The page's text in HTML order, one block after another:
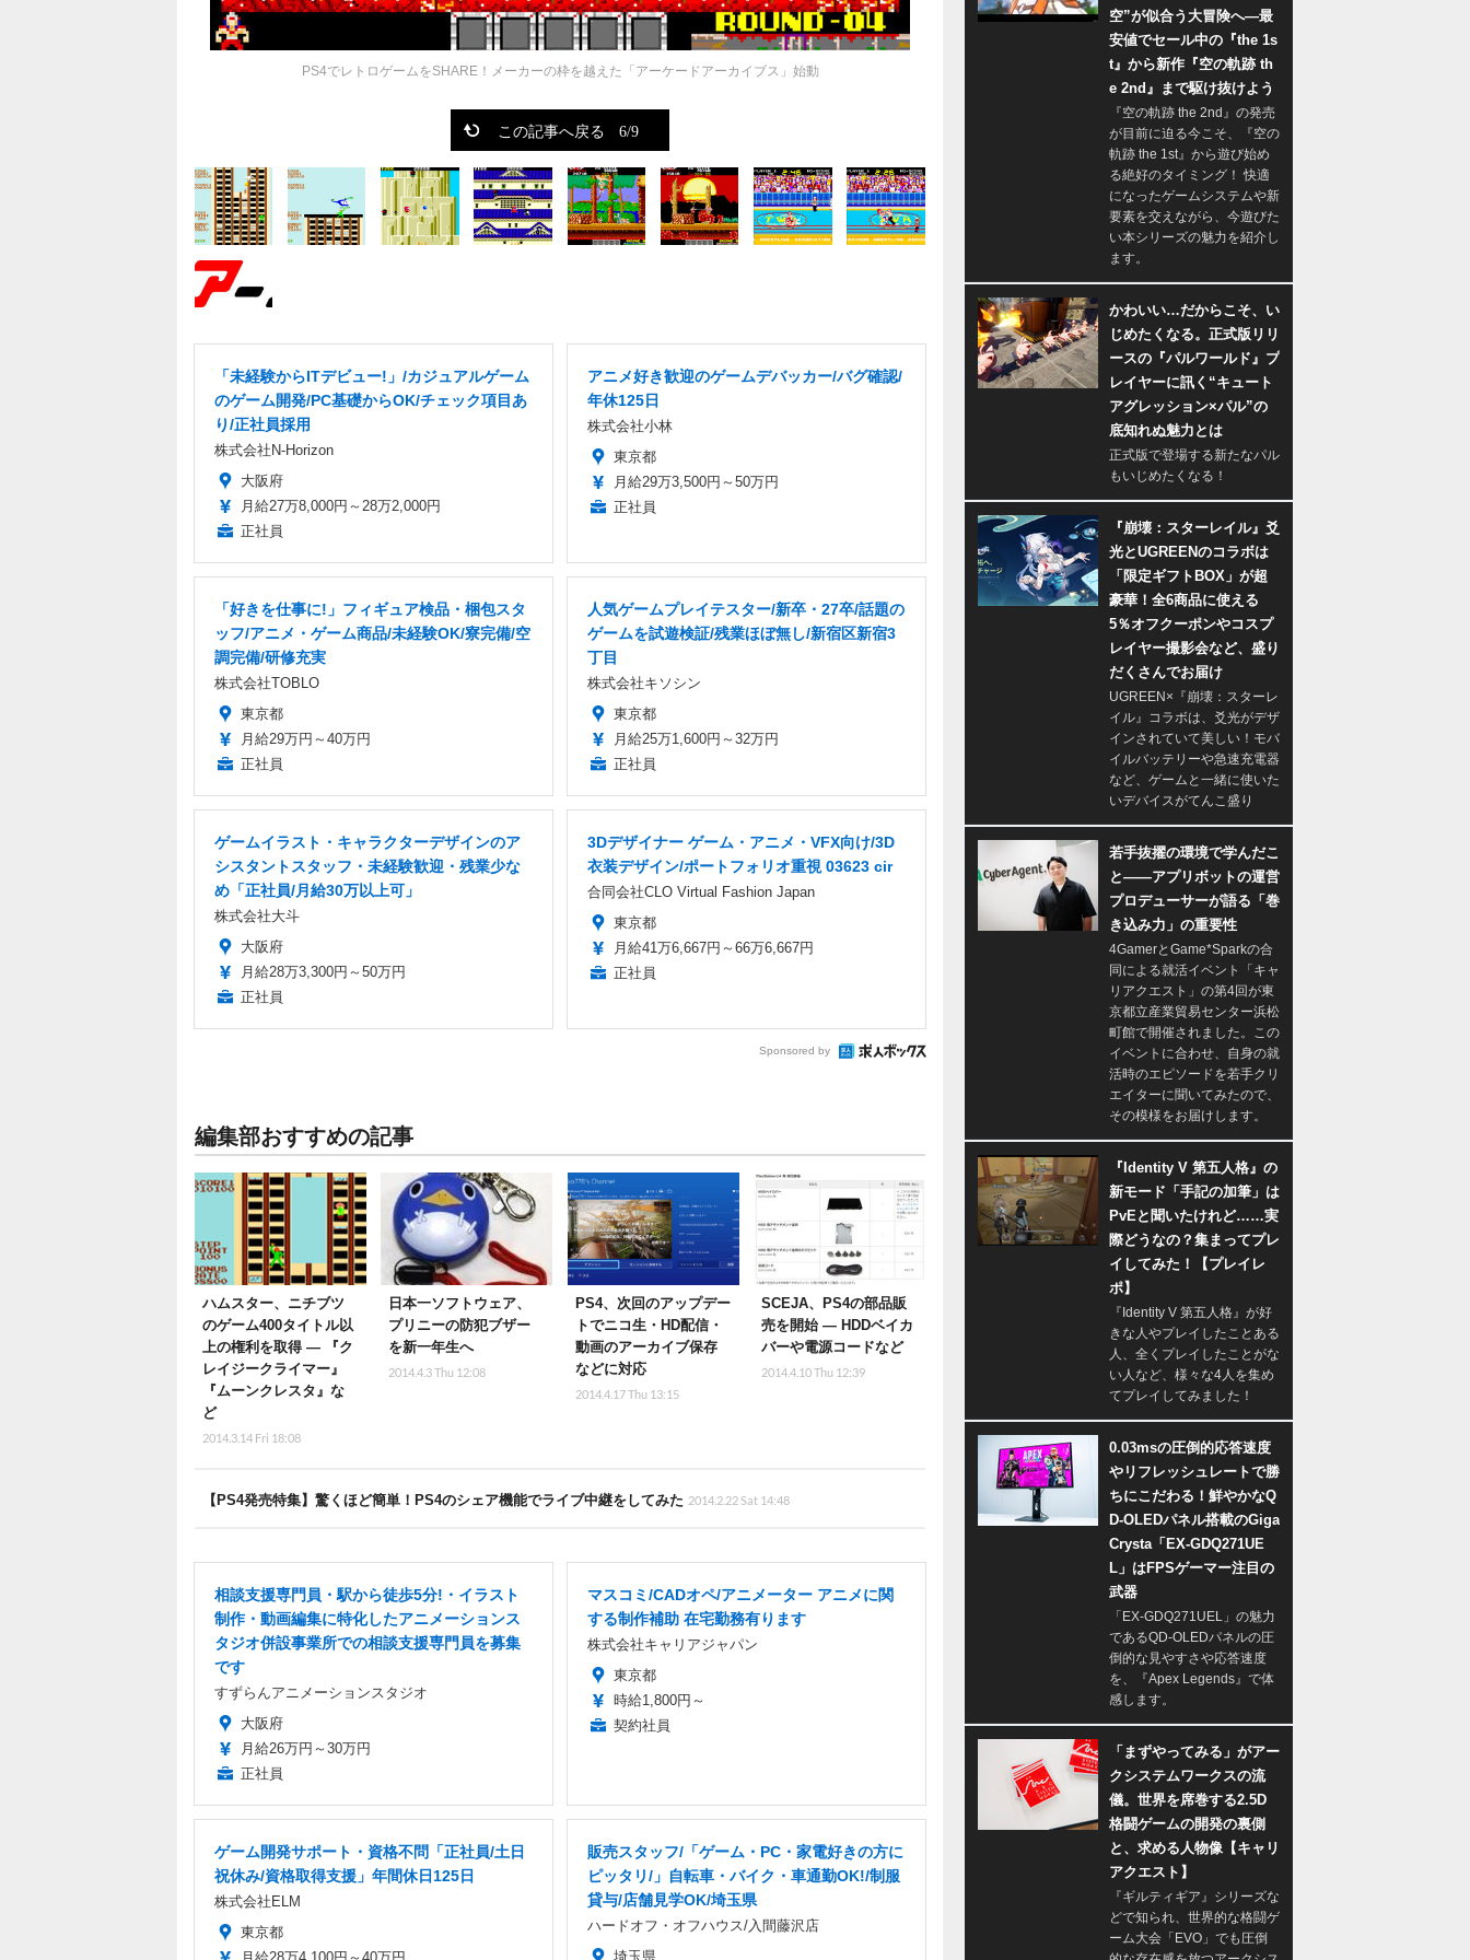
PS4でレトロゲームをSHARE！メーカーの枠を越えた「アーケードアーカイブス」始動
この記事へ戻る 6/9
「未経験からITデビュー!」/カジュアルゲーム
のゲーム開発/PC基礎からOK/チェック項目あ
り/正社員採用
株式会社N-Horizon
大阪府
月給27万8,000円～28万2,000円
正社員
アニメ好き歓迎のゲームデバッカー/バグ確認/
年休125日
株式会社小林
東京都
月給29万3,500円～50万円
正社員
「好きを仕事に!」フィギュア検品・梱包スタ
ッフ/アニメ・ゲーム商品/未経験OK/寮完備/空
調完備/研修充実
株式会社TOBLO
東京都
月給29万円～40万円
正社員
人気ゲームプレイテスター/新卒・27卒/話題の
ゲームを試遊検証/残業ほぼ無し/新宿区新宿3
丁目
株式会社キソシン
東京都
月給25万1,600円～32万円
正社員
ゲームイラスト・キャラクターデザインのア
シスタントスタッフ・未経験歓迎・残業少な
め「正社員/月給30万以上可」
株式会社大斗
大阪府
月給28万3,300円～50万円
正社員
3Dデザイナー ゲーム・アニメ・VFX向け/3D
衣装デザイン/ポートフォリオ重視 03623 cir
合同会社CLO Virtual Fashion Japan
東京都
月給41万6,667円～66万6,667円
正社員
Sponsored by
編集部おすすめの記事
ハムスター、ニチブツ
のゲーム400タイトル以
上の権利を取得 ― 『ク
レイジークライマー』
『ムーンクレスタ』な
ど
2014.3.14 Fri 18:08
日本一ソフトウェア、
プリニーの防犯ブザー
を新一年生へ
2014.4.3 Thu 12:08
PS4、次回のアップデー
トでニコ生・HD配信・
動画のアーカイブ保存
などに対応
2014.4.17 Thu 13:15
SCEJA、PS4の部品販
売を開始 ― HDDベイカ
バーや電源コードなど
2014.4.10 Thu 12:39
【PS4発売特集】驚くほど簡単！PS4のシェア機能でライブ中継をしてみた 2014.2.22 Sat 14:48
相談支援専門員・駅から徒歩5分!・イラスト
制作・動画編集に特化したアニメーションス
タジオ併設事業所での相談支援専門員を募集
です
すずらんアニメーションスタジオ
大阪府
月給26万円～30万円
正社員
マスコミ/CADオペ/アニメーター アニメに関
する制作補助 在宅勤務有ります
株式会社キャリアジャパン
東京都
時給1,800円～
契約社員
ゲーム開発サポート・資格不問「正社員/土日
祝休み/資格取得支援」年間休日125日
株式会社ELM
東京都
販売スタッフ/「ゲーム・PC・家電好きの方に
ピッタリ/」自転車・バイク・車通勤OK!/制服
貸与/店舗見学OK/埼玉県
ハードオフ・オフハウス/入間藤沢店
埼玉県
空”が似合う大冒険へ―最
安値でセール中の『the 1s
t』から新作『空の軌跡 th
e 2nd』まで駆け抜けよう
『空の軌跡 the 2nd』の発売
が目前に迫る今こそ、『空の
軌跡 the 1st』から遊び始め
る絶好のタイミング！ 快適
になったゲームシステムや新
要素を交えながら、今遊びた
い本シリーズの魅力を紹介し
ます。
かわいい…だからこそ、い
じめたくなる。正式版リリ
ースの『パルワールド』プ
レイヤーに訊く“キュート
アグレッション×パル”の
底知れぬ魅力とは
正式版で登場する新たなパル
もいじめたくなる！
『崩壊：スターレイル』爻
光とUGREENのコラボは
「限定ギフトBOX」が超
豪華！全6商品に使える
5％オフクーポンやコスプ
レイヤー撮影会など、盛り
だくさんでお届け
UGREEN×『崩壊：スターレ
イル』コラボは、爻光がデザ
インされていて美しい！モバ
イルバッテリーや急速充電器
など、ゲームと一緒に使いた
いデバイスがてんこ盛り
若手抜擢の環境で学んだこ
と――アプリボットの運営
プロデューサーが語る「巻
き込み力」の重要性
4GamerとGame*Sparkの合
同による就活イベント「キャ
リアクエスト」の第4回が東
京都立産業貿易センター浜松
町館で開催されました。この
イベントに合わせ、自身の就
活時のエピソードを若手クリ
エイターに聞いてみたので、
その模様をお届けします。
『Identity V 第五人格』の
新モード「手記の加筆」は
PvEと聞いたけれど……実
際どうなの？集まってプレ
イしてみた！【プレイレ
ポ】
『Identity V 第五人格』が好
きな人やプレイしたことある
人、全くプレイしたことがな
い人など、様々な4人を集め
てプレイしてみました！
0.03msの圧倒的応答速度
やリフレッシュレートで勝
ちにこだわる！鮮やかなQ
D-OLEDパネル搭載のGiga
Crysta「EX-GDQ271UE
L」はFPSゲーマー注目の
武器
「EX-GDQ271UEL」の魅力
であるQD-OLEDパネルの圧
倒的な見やすさや応答速度
を、『Apex Legends』で体
感します。
「まずやってみる」がアー
クシステムワークスの流
儀。世界を席巻する2.5D
格闘ゲームの開発の裏側
と、求める人物像【キャリ
アクエスト】
『ギルティギア』シリーズな
どで知られ、世界的な格闘ゲ
ーム大会「EVO」でも圧倒